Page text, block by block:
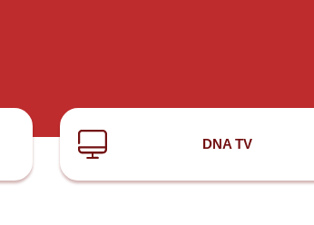
DNA TV